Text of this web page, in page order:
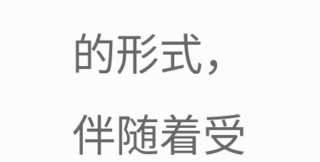
的形式，
伴随着受